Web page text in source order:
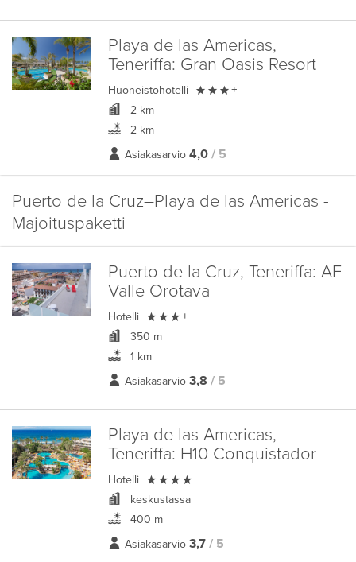
Playa de las Americas,
Teneriffa: Gran Oasis Resort
Huoneistohotelli  +
2 km
2 km
Asiakasarvio 4,0 / 5
Puerto de la Cruz–Playa de las Americas -
Majoituspaketti
Puerto de la Cruz, Teneriffa: AF
Valle Orotava
Hotelli  +
350 m
1 km
Asiakasarvio 3,8 / 5
Playa de las Americas,
Teneriffa: H10 Conquistador
Hotelli 
keskustassa
400 m
Asiakasarvio 3,7 / 5